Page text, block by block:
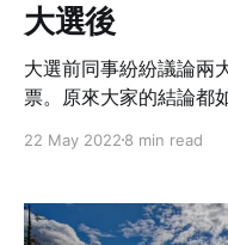
大選後
大選前同事紛紛議論兩
票。原來大家的結論都
變了一向投票給大黨的
22 May 2022 8 min read